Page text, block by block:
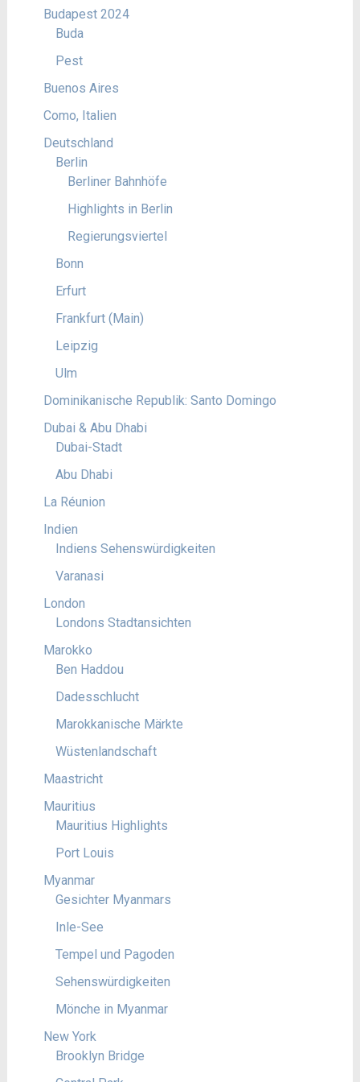
Budapest 2024
Buda
Pest
Buenos Aires
Como, Italien
Deutschland
Berlin
Berliner Bahnhöfe
Highlights in Berlin
Regierungsviertel
Bonn
Erfurt
Frankfurt (Main)
Leipzig
Ulm
Dominikanische Republik: Santo Domingo
Dubai & Abu Dhabi
Dubai-Stadt
Abu Dhabi
La Réunion
Indien
Indiens Sehenswürdigkeiten
Varanasi
London
Londons Stadtansichten
Marokko
Ben Haddou
Dadesschlucht
Marokkanische Märkte
Wüstenlandschaft
Maastricht
Mauritius
Mauritius Highlights
Port Louis
Myanmar
Gesichter Myanmars
Inle-See
Tempel und Pagoden
Sehenswürdigkeiten
Mönche in Myanmar
New York
Brooklyn Bridge